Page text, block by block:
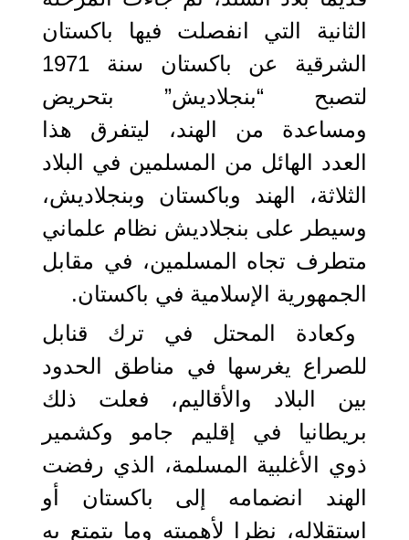
الثانية التي انفصلت فيها باكستان
الشرقية عن باكستان سنة 1971
لتصبح “بنجلاديش” بتحريض
ومساعدة من الهند، ليتفرق هذا
العدد الهائل من المسلمين في البلاد
الثلاثة، الهند وباكستان وبنجلاديش،
وسيطر على بنجلاديش نظام علماني
متطرف تجاه المسلمين، في مقابل
الجمهورية الإسلامية في باكستان.
وكعادة المحتل في ترك قنابل
للصراع يغرسها في مناطق الحدود
بين البلاد والأقاليم، فعلت ذلك
بريطانيا في إقليم جامو وكشمير
ذوي الأغلبية المسلمة، الذي رفضت
الهند انضمامه إلى باكستان أو
استقلاله، نظرا لأهميته وما يتمتع به